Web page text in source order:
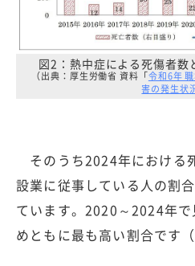
図2：熱中症による死傷者数
（出典：厚生労働省 資料「令和6年
害の発生状
そのうち2024年における
設業に従事している人の割
ています。2020～2024年
めともに最も高い割合です（